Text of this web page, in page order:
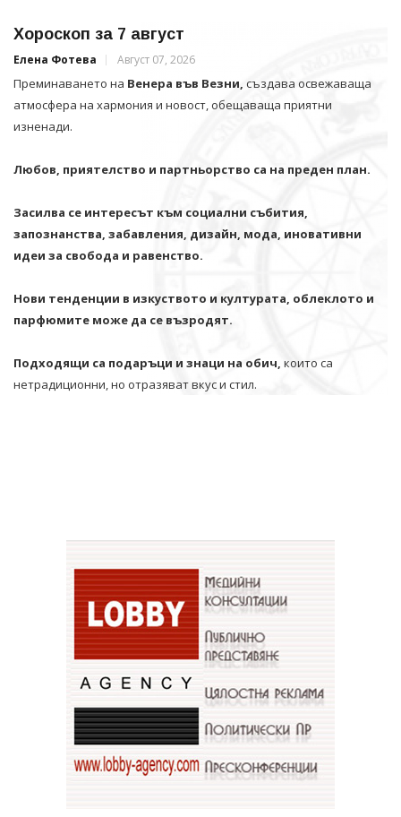
Хороскоп за 7 август
Елена Фотева Август 07, 2026
Преминаването на Венера във Везни, създава освежаваща
атмосфера на хармония и новост, обещаваща приятни
изненади.
Любов, приятелство и партньорство са на преден план.
Засилва се интересът към социални събития,
запознанства, забавления, дизайн, мода, иновативни
идеи за свобода и равенство.
Нови тенденции в изкуството и културата, облеклото и
парфюмите може да се възродят.
Подходящи са подаръци и знаци на обич, които са
нетрадиционни, но отразяват вкус и стил.